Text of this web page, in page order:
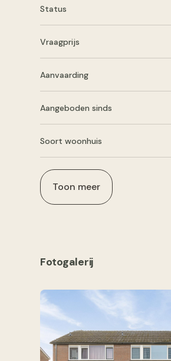
Status
Vraagprijs
Aanvaarding
Aangeboden sinds
Soort woonhuis
Toon meer
Fotogalerij